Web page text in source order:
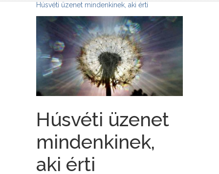
Húsvéti üzenet mindenkinek, aki érti
Húsvéti üzenet
mindenkinek,
aki érti